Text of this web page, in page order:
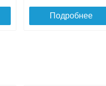
Подробнее